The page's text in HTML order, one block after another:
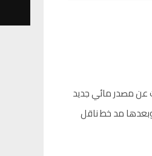
عن مصدر مائي جديد
وبعدها مد خط ناقل